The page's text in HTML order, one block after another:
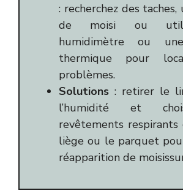
: recherchez des
de moisi ou
humidimètre ou
thermique pour
problèmes.
Solutions : retirer le
l’humidité et
revêtements respirants
liège ou le parquet
réapparition de